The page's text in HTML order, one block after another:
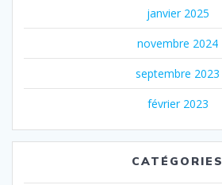
janvier 2025
novembre 2024
septembre 2023
février 2023
CATÉGORIES